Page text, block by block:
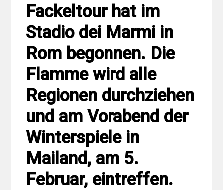
Fackeltour hat im
Stadio dei Marmi in
Rom begonnen. Die
Flamme wird alle
Regionen durchziehen
und am Vorabend der
Winterspiele in
Mailand, am 5.
Februar, eintreffen.